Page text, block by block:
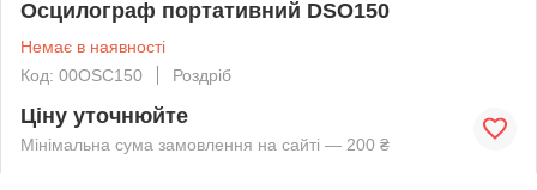
Осцилограф портативний DSO150
Немає в наявності
Код: 00OSC150
Роздріб
Ціну уточнюйте
Мінімальна сума замовлення на сайті — 200 ₴